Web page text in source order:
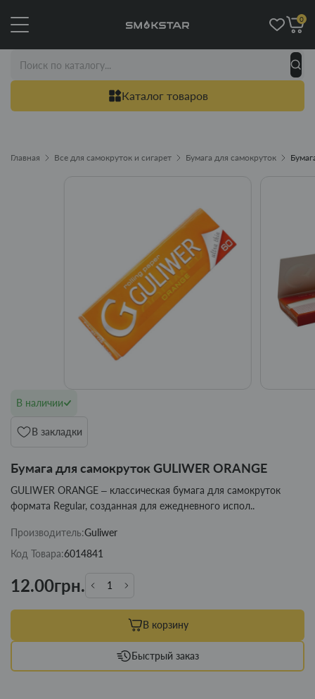
Каталог товаров
0
Главная Все для самокруток и сигарет Бумага для самокруток
В наличии
В закладки
Бумага для самокруток GULIWER ORANGE
GULIWER ORANGE – классическая бумага для самокруток
формата Regular, созданная для ежедневного испол..
Производитель:Guliwer
Код Товара:6014841
12.00грн.
В корзину
Быстрый заказ